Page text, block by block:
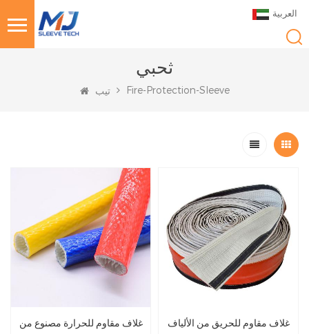
العربية
ثحبي
تيب Fire-Protection-Sleeve
غلاف مقاوم للحرارة مصنوع من
غلاف مقاوم للحريق من الألياف